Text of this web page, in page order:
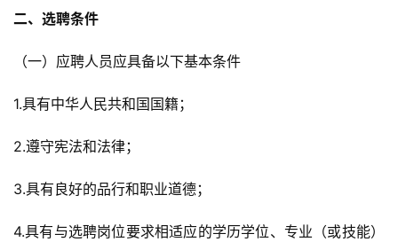
二、选聘条件
（一）应聘人员应具备以下基本条件
1.具有中华人民共和国国籍；
2.遵守宪法和法律；
3.具有良好的品行和职业道德；
4.具有与选聘岗位要求相适应的学历学位、专业（或技能）